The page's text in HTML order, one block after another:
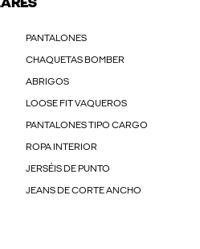
PANTALONES
CHAQUETAS BOMBER
ABRIGOS
LOOSE FIT VAQUEROS
PANTALONES TIPO CARGO
ROPA INTERIOR
JERSÉIS DE PUNTO
JEANS DE CORTE ANCHO